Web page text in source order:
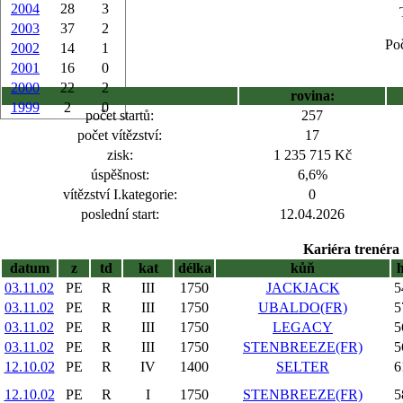
2004
28
3
2003
37
2
2002
14
1
2001
16
0
2000
22
2
1999
2 0
rovina:
počet startů:
257
počet vítězství:
17
zisk:
1 235 715 Kč
úspěšnost:
6,6%
vítězství I.kategorie:
0
poslední start:
12.04.2026
Kariéra trenéra
datum
z td kat délka kůň
03.11.02
PE R III 1750 JACKJACK
03.11.02
PE R III 1750 UBALDO(FR)
03.11.02
PE R III 1750 LEGACY
03.11.02
PE R III 1750 STENBREEZE(FR)
12.10.02
PE R IV 1400 SELTER
12.10.02
PE R I 1750 STENBREEZE(FR)